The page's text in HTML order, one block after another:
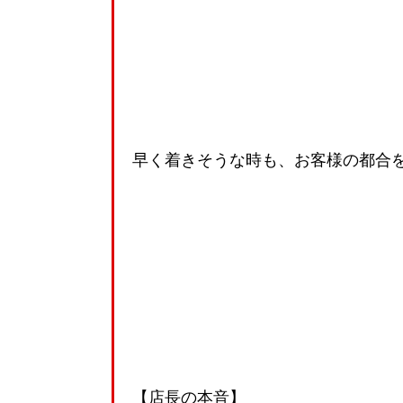
早く着きそうな時も、お客様の都合
【店長の本音】